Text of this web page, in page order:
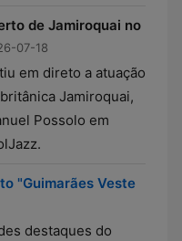
de Jamiroquai no
07-18
em direto a atuação
Jamiroquai,
Possolo em
"Guimarães Veste
destaques do